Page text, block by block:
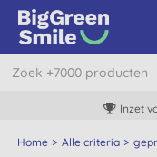
Inzet
Home Alle criteria